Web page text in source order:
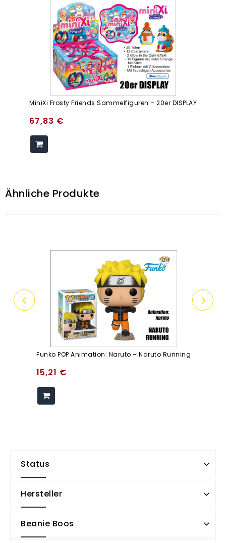
MiniXi Frosty Friends Sammelfiguren – 20er DISPLAY
67,83 €
Ähnliche Produkte
Funko POP Animation: Naruto – Naruto Running
15,21 €
Status
Hersteller
Beanie Boos